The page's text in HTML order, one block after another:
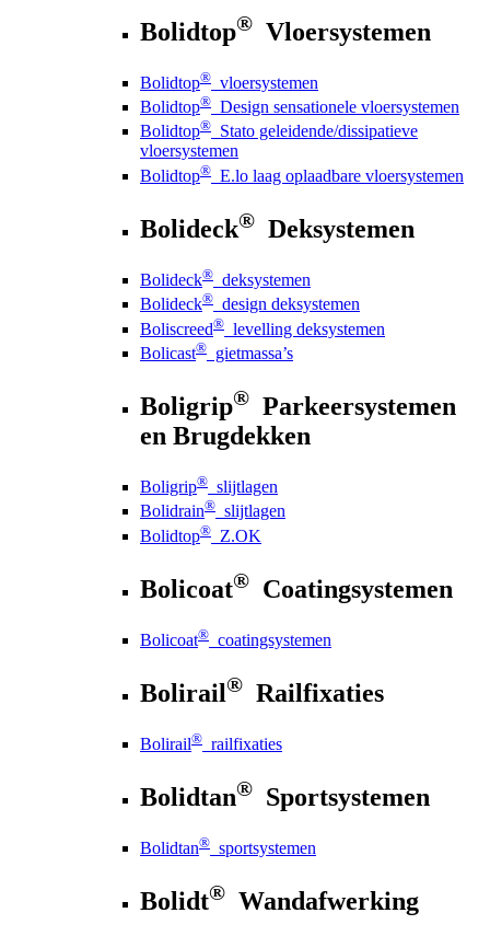
Bolidtop® Vloersystemen
Bolidtop® vloersystemen
Bolidtop® Design sensationele vloersystemen
Bolidtop® Stato geleidende/dissipatieve
vloersystemen
Bolidtop® E.lo laag oplaadbare vloersystemen
Bolideck® Deksystemen
Bolideck® deksystemen
Bolideck® design deksystemen
Boliscreed® levelling deksystemen
Bolicast® gietmassa’s
Boligrip® Parkeersystemen
en Brugdekken
Boligrip® slijtlagen
Bolidrain® slijtlagen
Bolidtop® Z.OK
Bolicoat® Coatingsystemen
Bolicoat® coatingsystemen
Bolirail® Railfixaties
Bolirail® railfixaties
Bolidtan® Sportsystemen
Bolidtan® sportsystemen
Bolidt® Wandafwerking